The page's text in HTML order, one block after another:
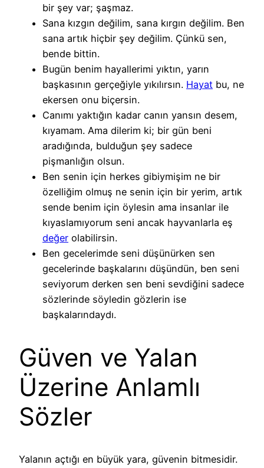
bir şey var; şaşmaz.
Sana kızgın değilim, sana kırgın değilim. Ben
sana artık hiçbir şey değilim. Çünkü sen,
bende bittin.
Bugün benim hayallerimi yıktın, yarın
başkasının gerçeğiyle yıkılırsın. Hayat bu, ne
ekersen onu biçersin.
Canımı yaktığın kadar canın yansın desem,
kıyamam. Ama dilerim ki; bir gün beni
aradığında, bulduğun şey sadece
pişmanlığın olsun.
Ben senin için herkes gibiymişim ne bir
özelliğim olmuş ne senin için bir yerim, artık
sende benim için öylesin ama insanlar ile
kıyaslamıyorum seni ancak hayvanlarla eş
değer olabilirsin.
Ben gecelerimde seni düşünürken sen
gecelerinde başkalarını düşündün, ben seni
seviyorum derken sen beni sevdiğini sadece
sözlerinde söyledin gözlerin ise
başkalarındaydı.
Güven ve Yalan
Üzerine Anlamlı
Sözler
Yalanın açtığı en büyük yara, güvenin bitmesidir.